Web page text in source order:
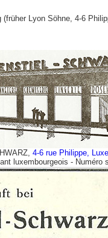
(früher Lyon Söhne, 4-6
4-6 rue Philippe,
luxembourgeois -